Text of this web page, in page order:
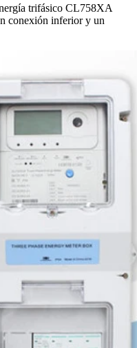
trifásico CL758XA
conexión inferior y un